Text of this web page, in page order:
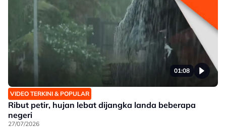
01:08
VIDEO TERKINI & POPULAR
Ribut petir, hujan lebat dijangka landa beberapa
negeri
27/07/2026